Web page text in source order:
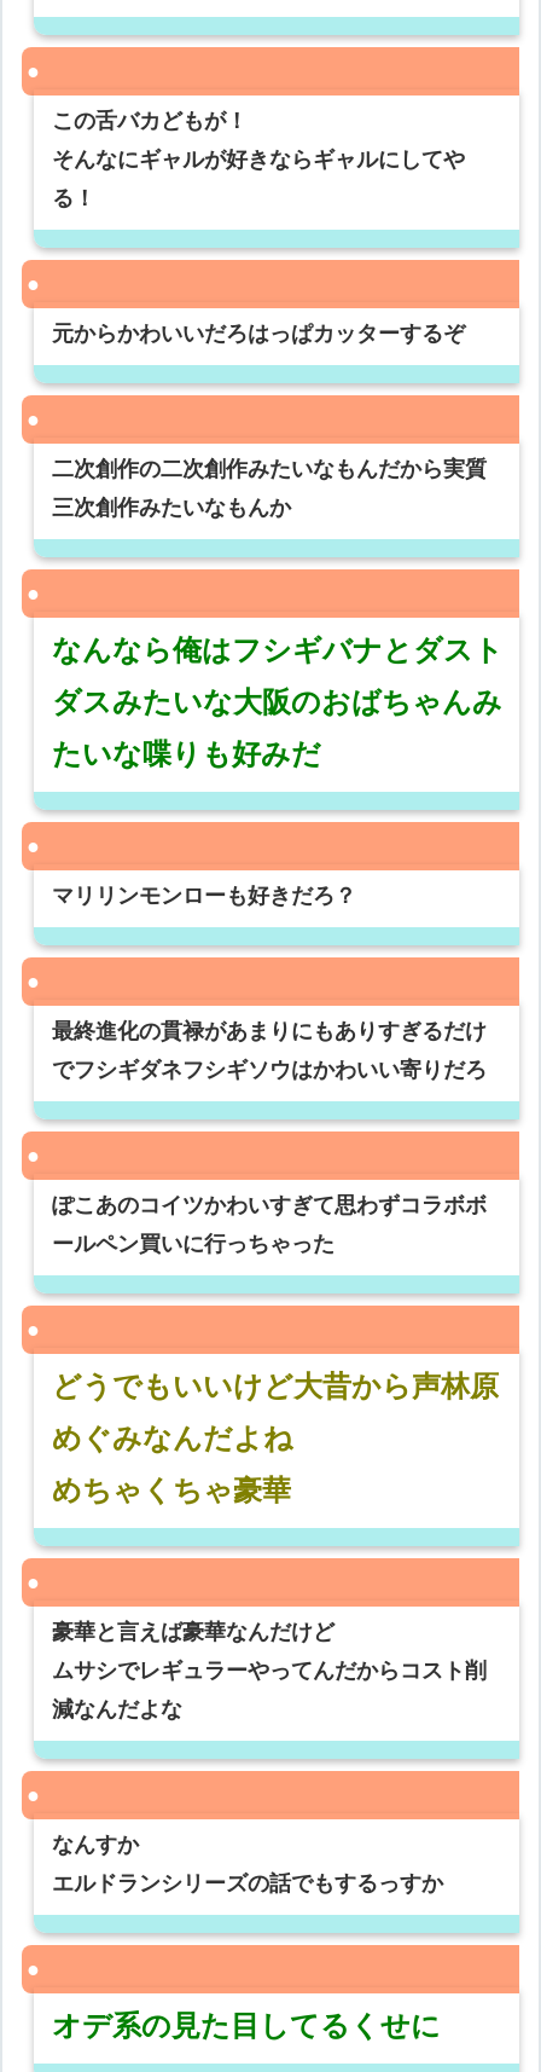
この舌バカどもが！
そんなにギャルが好きならギャルにしてや
る！
元からかわいいだろはっぱカッターするぞ
二次創作の二次創作みたいなもんだから実質
三次創作みたいなもんか
なんなら俺はフシギバナとダスト
ダスみたいな大阪のおばちゃんみ
たいな喋りも好みだ
マリリンモンローも好きだろ？
最終進化の貫禄があまりにもありすぎるだけ
でフシギダネフシギソウはかわいい寄りだろ
ぽこあのコイツかわいすぎて思わずコラボボ
ールペン買いに行っちゃった
どうでもいいけど大昔から声林原
めぐみなんだよね
めちゃくちゃ豪華
豪華と言えば豪華なんだけど
ムサシでレギュラーやってんだからコスト削
減なんだよな
なんすか
エルドランシリーズの話でもするっすか
オデ系の見た目してるくせに